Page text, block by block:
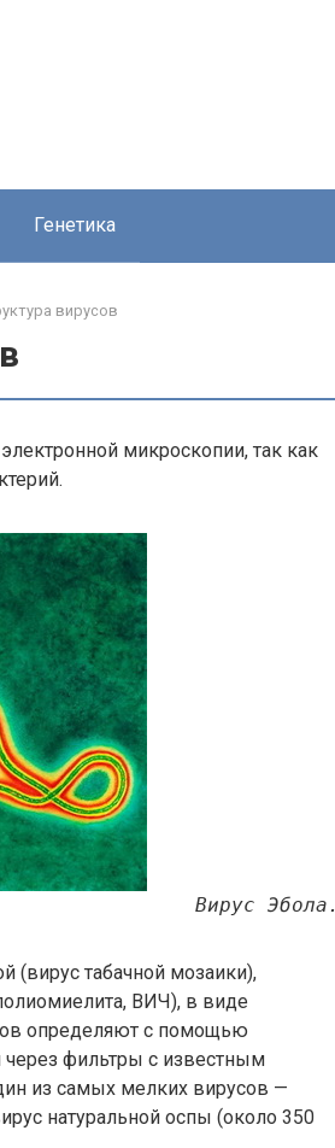
Генетика
вирусов
микроскопии, так как
Вирус Эбола.
(вирус табачной мозаики),
ВИЧ), в виде
определяют с помощью
через фильтры с известным
из самых мелких вирусов —
натуральной оспы (около 350